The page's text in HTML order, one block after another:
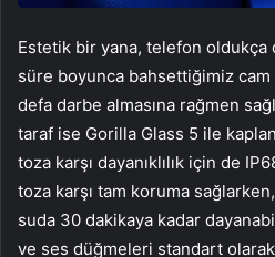
Estetik bir yana, telefon oldukça
süre boyunca bahsettiğimiz
defa darbe almasına rağmen
taraf ise Gorilla Glass 5 ile
toza karşı dayanıklılık için de
toza karşı tam koruma
suda 30 dakikaya kadar
ve ses düğmeleri standart